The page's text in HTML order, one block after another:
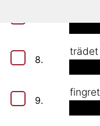
8.
trädet
9.
fingret